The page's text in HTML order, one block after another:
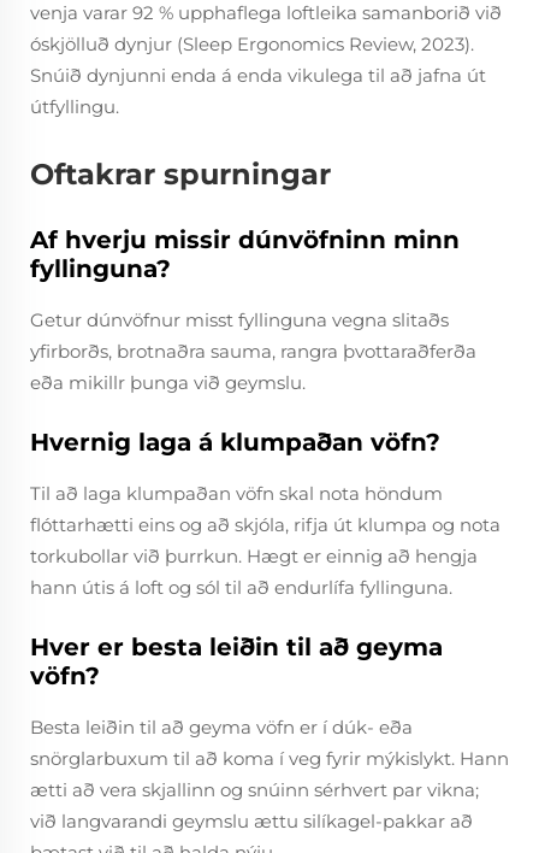
venja varar 92 % upphaflega loftleika samanborið við
óskjölluð dynjur (Sleep Ergonomics Review, 2023).
Snúið dynjunni enda á enda vikulega til að jafna út
útfyllingu.
Oftakrar spurningar
Af hverju missir dúnvöfninn minn
fyllinguna?
Getur dúnvöfnur misst fyllinguna vegna slitaðs
yfirborðs, brotnaðra sauma, rangra þvottaraðferða
eða mikillr þunga við geymslu.
Hvernig laga á klumpaðan vöfn?
Til að laga klumpaðan vöfn skal nota höndum
flóttarhætti eins og að skjóla, rifja út klumpa og nota
torkubollar við þurrkun. Hægt er einnig að hengja
hann útis á loft og sól til að endurlífa fyllinguna.
Hver er besta leiðin til að geyma
vöfn?
Besta leiðin til að geyma vöfn er í dúk- eða
snörglarbuxum til að koma í veg fyrir mýkislykt. Hann
ætti að vera skjallinn og snúinn sérhvert par vikna;
við langvarandi geymslu ættu silíkagel-pakkar að